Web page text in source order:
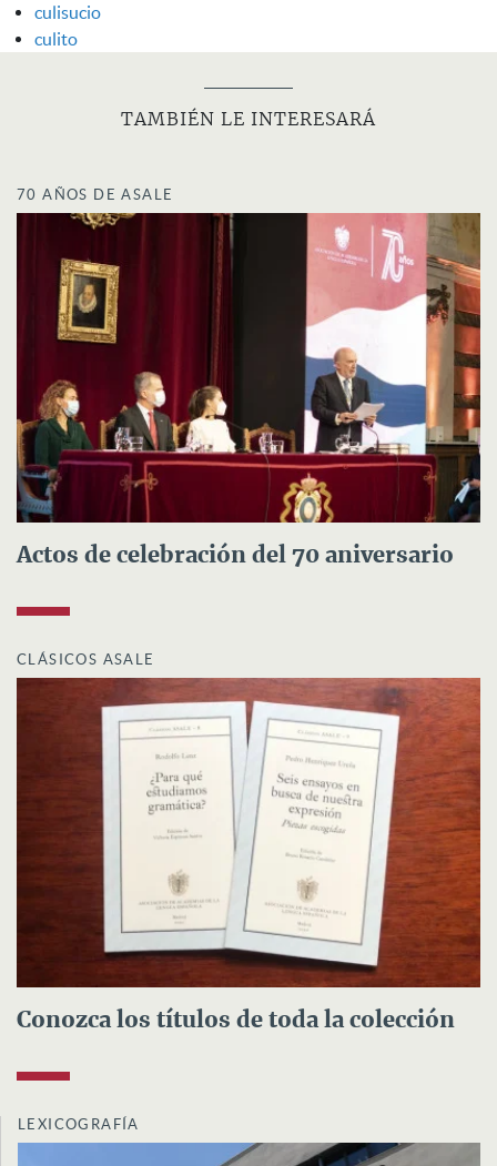
culisucio
culito
TAMBIÉN LE INTERESARÁ
70 AÑOS DE ASALE
Actos de celebración del 70 aniversario
CLÁSICOS ASALE
Conozca los títulos de toda la colección
LEXICOGRAFÍA